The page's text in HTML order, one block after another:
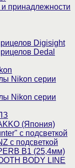
принадлежности
Digisight
Dedal
Nikon серии
Nikon серии
(Япония)
с подсветкой
с подсветкой
B1 (25,4мм)
BODY LINE